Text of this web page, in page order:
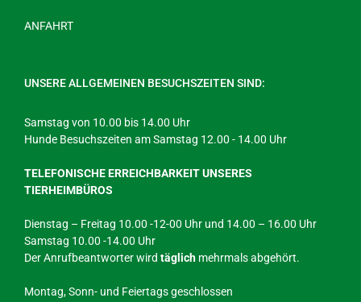
ANFAHRT
UNSERE ALLGEMEINEN BESUCHSZEITEN SIND:
Samstag von 10.00 bis 14.00 Uhr
Hunde Besuchszeiten am Samstag 12.00 - 14.00 Uhr
TELEFONISCHE ERREICHBARKEIT UNSERES
TIERHEIMBÜROS
Dienstag – Freitag 10.00 -12-00 Uhr und 14.00 – 16.00 Uhr
Samstag 10.00 -14.00 Uhr
Der Anrufbeantworter wird täglich mehrmals abgehört.
Montag, Sonn- und Feiertags geschlossen